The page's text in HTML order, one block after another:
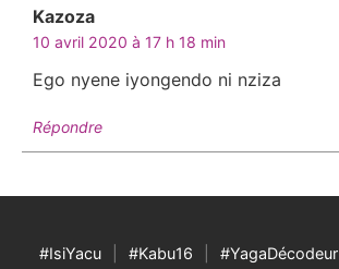
Kazoza
10 avril 2020 à 17 h 18 min
Ego nyene iyongendo ni nziza
Répondre
#IsiYacu #Kabu16 #YagaDécodeur